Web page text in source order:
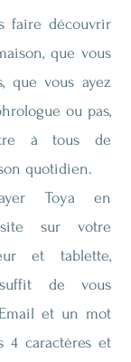
faire découvrir
que vous
que vous ayez
ou pas,
à tous de
quotidien.
Toya en
sur votre
et tablette,
de vous
et un mot
4 caractères et